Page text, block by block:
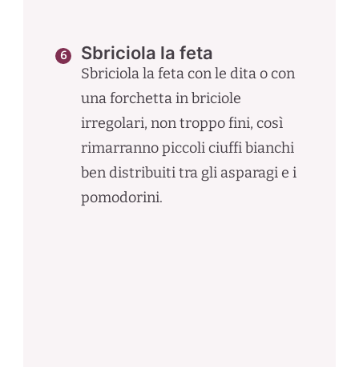
Sbriciola la feta
Sbriciola la feta con le dita o con
una forchetta in briciole
irregolari, non troppo fini, così
rimarranno piccoli ciuffi bianchi
ben distribuiti tra gli asparagi e i
pomodorini.